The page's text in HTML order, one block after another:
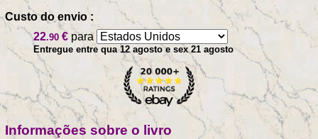
Custo do envio :
22.90 € para
Entregue entre qua 12 agosto e sex 21 agosto
Informações sobre o livro